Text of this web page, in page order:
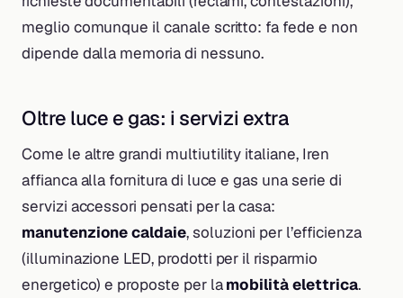
meglio comunque il canale scritto: fa fede e non
dipende dalla memoria di nessuno.
Oltre luce e gas: i servizi extra
Come le altre grandi multiutility italiane, Iren
affianca alla fornitura di luce e gas una serie di
servizi accessori pensati per la casa:
manutenzione caldaie, soluzioni per l’efficienza
(illuminazione LED, prodotti per il risparmio
energetico) e proposte per lamobilità elettrica.